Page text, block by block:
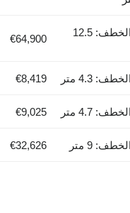
سنة: 2024، اتساع الخطف: 12.5
€64,900
€8,419
€9,025
€32,626